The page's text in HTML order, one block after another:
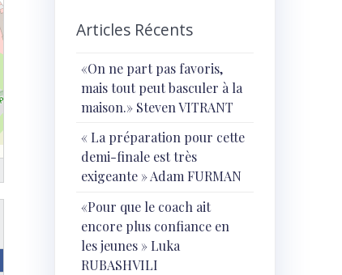
Articles Récents
«On ne part pas favoris,
mais tout peut basculer à la
maison.» Steven VITRANT
« ⁠La préparation pour cette
demi-finale est très
exigeante » Adam FURMAN
«Pour que le coach ait
encore plus confiance en
les jeunes » Luka
RUBASHVILI